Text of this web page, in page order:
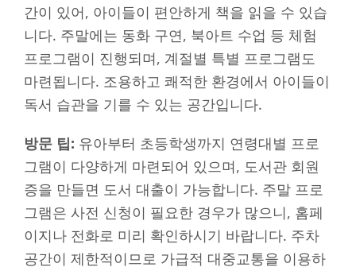
간이 있어, 아이들이 편안하게 책을 읽을 수 있습
니다. 주말에는 동화 구연, 북아트 수업 등 체험
프로그램이 진행되며, 계절별 특별 프로그램도
마련됩니다. 조용하고 쾌적한 환경에서 아이들이
독서 습관을 기를 수 있는 공간입니다.
방문 팁: 유아부터 초등학생까지 연령대별 프로
그램이 다양하게 마련되어 있으며, 도서관 회원
증을 만들면 도서 대출이 가능합니다. 주말 프로
그램은 사전 신청이 필요한 경우가 많으니, 홈페
이지나 전화로 미리 확인하시기 바랍니다. 주차
공간이 제한적이므로 가급적 대중교통을 이용하